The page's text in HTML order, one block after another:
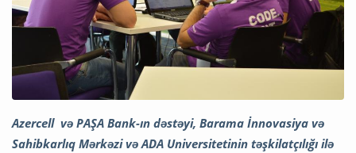
Azercell və PAŞA Bank-ın dəstəyi, Barama İnnovasiya və
Sahibkarlıq Mərkəzi və ADA Universitetinin təşkilatçılığı ilə